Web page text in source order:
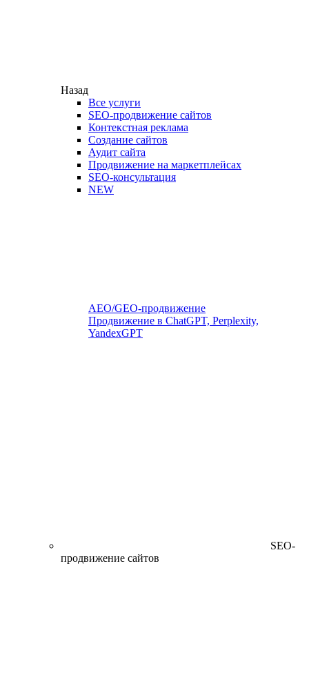
Назад
Все услуги
SEO-продвижение сайтов
Контекстная реклама
Создание сайтов
Аудит сайта
Продвижение на маркетплейсах
SEO-консультация
NEW
AEO/GEO-продвижение
Продвижение в ChatGPT, Perplexity,
YandexGPT
SEO-
продвижение сайтов